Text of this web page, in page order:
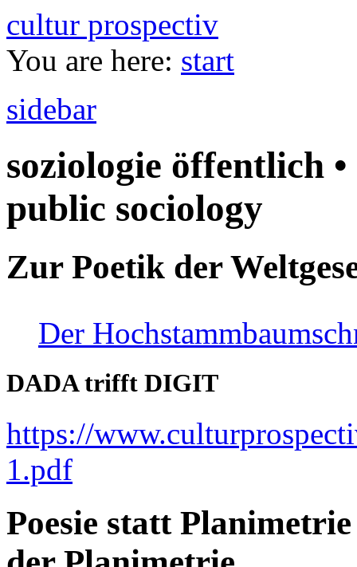
cultur prospectiv
You are here: start
sidebar
soziologie öffentlich
public sociology
Zur Poetik der
Der
DADA trifft DIGIT
https://
1.pdf
Poesie statt